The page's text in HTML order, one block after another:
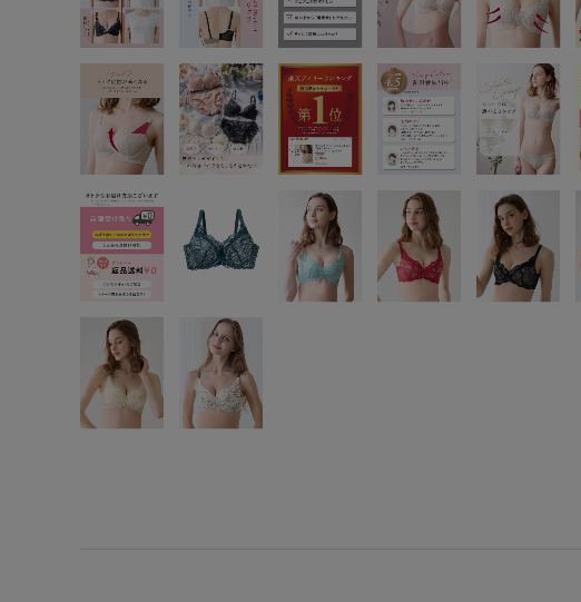
G65 G70 G75
H70 H75
SS S
L 3L
S-AB S-CD
M-AB M-EF
L-AB L-CD
LL-EF